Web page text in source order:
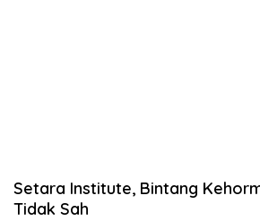
Setara Institute, Bintang
Tidak Sah